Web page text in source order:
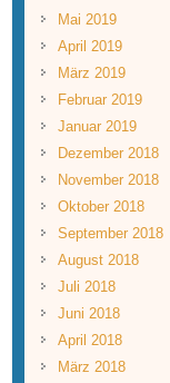
Mai 2019
April 2019
März 2019
Februar 2019
Januar 2019
Dezember 2018
November 2018
Oktober 2018
September 2018
August 2018
Juli 2018
Juni 2018
April 2018
März 2018